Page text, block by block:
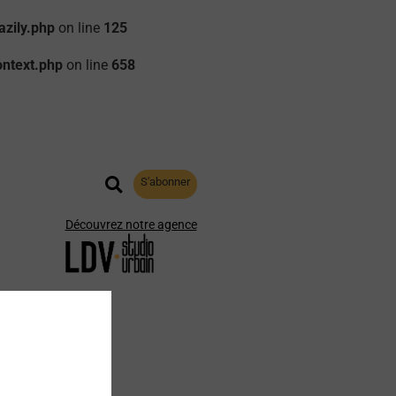
on line 125
on line 658
S'abonner
Découvrez notre agence